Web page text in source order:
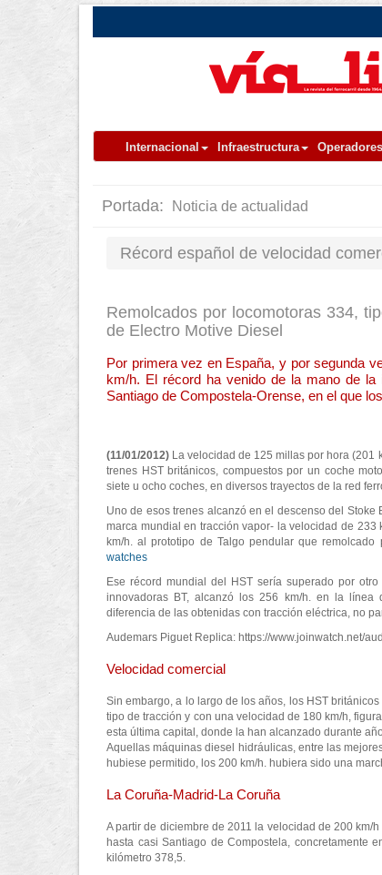
Internacional Infraestructura Operadores
Portada: Noticia de actualidad
Récord español de velocidad
Remolcados por locomotoras 334,
de Electro Motive Diesel
Por primera vez en España, y por segunda
km/h. El récord ha venido de la mano de la
Santiago de Compostela-Orense, en el que
(11/01/2012) La velocidad de 125 millas por hora (201
trenes HST británicos, compuestos por un coche
siete u ocho coches, en diversos trayectos de la red
Uno de esos trenes alcanzó en el descenso del
marca mundial en tracción vapor- la velocidad de
km/h. al prototipo de Talgo pendular que
watches
Ese récord mundial del HST sería superado por
innovadoras BT, alcanzó los 256 km/h. en la línea
diferencia de las obtenidas con tracción eléctrica, no
Audemars Piguet Replica: https://www.joinwatch.net/
Velocidad comercial
Sin embargo, a lo largo de los años, los HST
tipo de tracción y con una velocidad de 180 km/h,
esta última capital, donde la han alcanzado durante
Aquellas máquinas diesel hidráulicas, entre las
hubiese permitido, los 200 km/h. hubiera sido una
La Coruña-Madrid-La Coruña
A partir de diciembre de 2011 la velocidad de 200
hasta casi Santiago de Compostela, concretamente
kilómetro 378,5.